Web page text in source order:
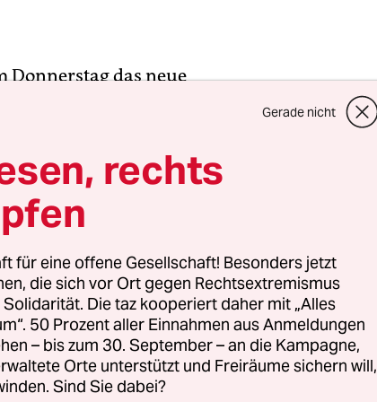
Donnerstag das neue
ihr
beschlossen.
Maßnahmen festgelegt
zu können. Doch davon ist
nicht viel übrig
Effizienzziele.
Mietern und
des Kabinetts bereits
weil es in der Fraktion von
nur SPD-
Gerade nicht
rechts
für eine offene Gesellschaft! Besonders jetzt
die sich vor Ort gegen Rechtsextremismus
Die taz kooperiert daher mit „Alles
50 Prozent aller Einnahmen aus Anmeldungen
– bis zum 30. September – an die Kampagne,
Orte unterstützt und Freiräume sichern will,
Sind Sie dabei?